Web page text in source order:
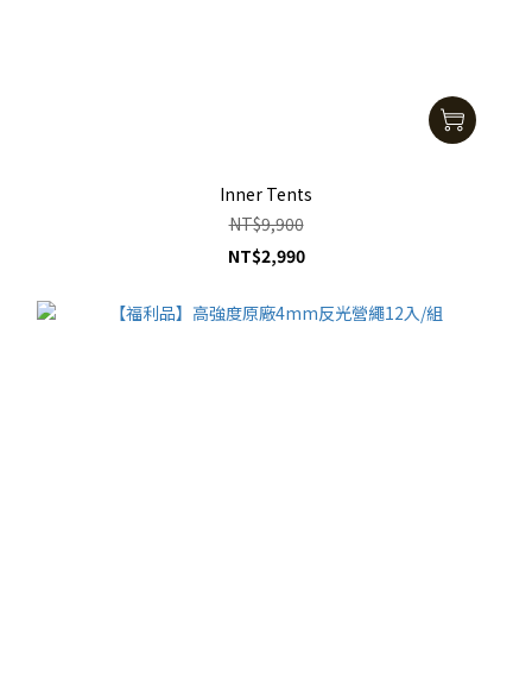
Inner Tents
NT$9,900
NT$2,990